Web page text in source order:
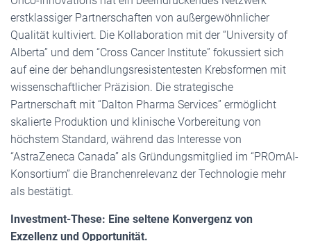
erstklassiger Partnerschaften von außergewöhnlicher
Qualität kultiviert. Die Kollaboration mit der “University of
Alberta” und dem “Cross Cancer Institute” fokussiert sich
auf eine der behandlungsresistentesten Krebsformen mit
wissenschaftlicher Präzision. Die strategische
Partnerschaft mit “Dalton Pharma Services” ermöglicht
skalierte Produktion und klinische Vorbereitung von
höchstem Standard, während das Interesse von
“AstraZeneca Canada” als Gründungsmitglied im “PROmAI-
Konsortium” die Branchenrelevanz der Technologie mehr
als bestätigt.
Investment-These: Eine seltene Konvergenz von
Exzellenz und Opportunität.